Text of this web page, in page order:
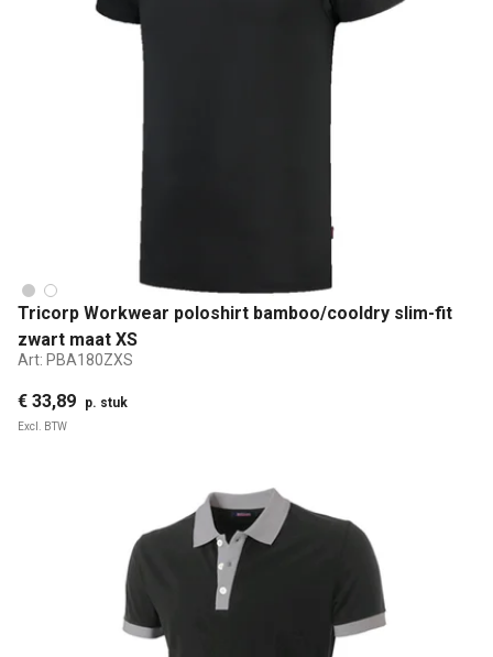
Tricorp Workwear poloshirt bamboo/cooldry slim-fit
zwart maat XS
Art: PBA180ZXS
€ 33,89 p. stuk
Excl. BTW